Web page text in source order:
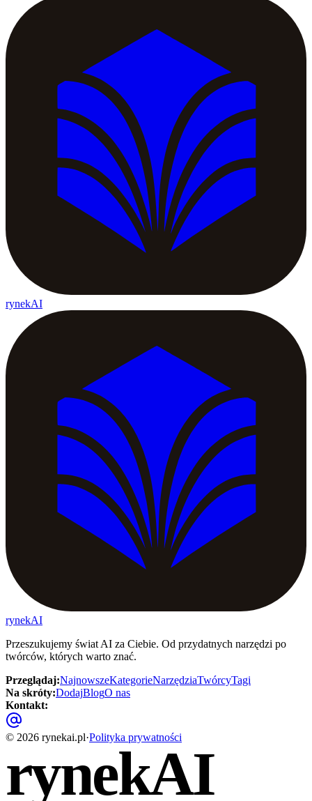
rynekAI
rynekAI
Przeszukujemy świat AI za Ciebie. Od przydatnych narzędzi po
twórców, których warto znać.
Przeglądaj:NajnowszeKategorieNarzędziaTwórcyTagi
Na skróty:DodajBlogO nas
Kontakt:
© 2026 rynekai.pl·Polityka prywatności
rynekAI